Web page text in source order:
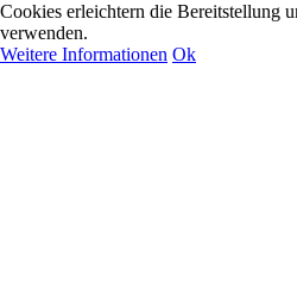
Cookies erleichtern die Bereitstellung
verwenden.
Weitere Informationen Ok